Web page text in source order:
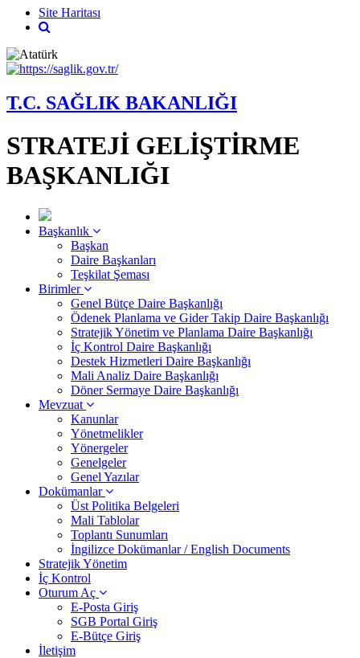
Site Haritası
T.C. SAĞLIK BAKANLIĞI
STRATEJİ GELİŞTİRME
BAŞKANLIĞI
Başkanlık
Başkan
Daire Başkanları
Teşkilat Şeması
Birimler
Genel Bütçe Daire Başkanlığı
Ödenek Planlama ve Gider Takip Daire Başkanlığı
Stratejik Yönetim ve Planlama Daire Başkanlığı
İç Kontrol Daire Başkanlığı
Destek Hizmetleri Daire Başkanlığı
Mali Analiz Daire Başkanlığı
Döner Sermaye Daire Başkanlığı
Mevzuat
Kanunlar
Yönetmelikler
Yönergeler
Genelgeler
Genel Yazılar
Dokümanlar
Üst Politika Belgeleri
Mali Tablolar
Toplantı Sunumları
İngilizce Dokümanlar / English Documents
Stratejik Yönetim
İç Kontrol
Oturum Aç
E-Posta Giriş
SGB Portal Giriş
E-Bütçe Giriş
İletişim